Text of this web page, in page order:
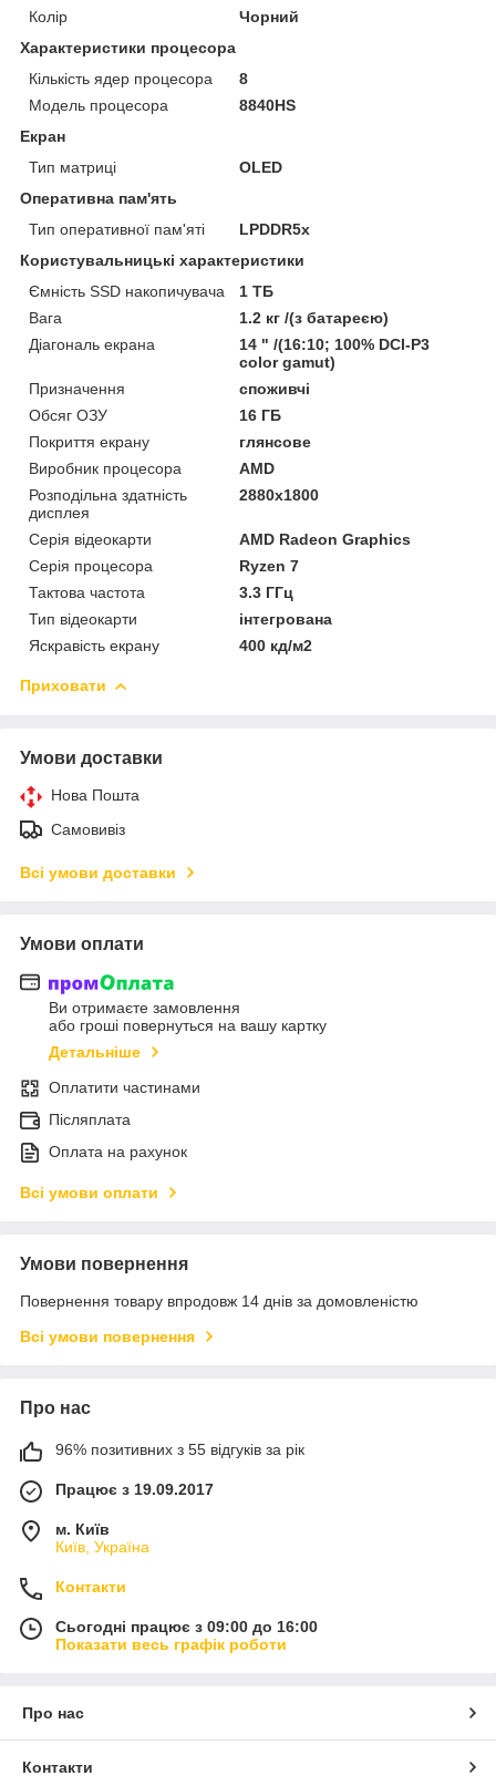
Колір
Чорний
Характеристики процесора
Кількість ядер процесора
8
Модель процесора
8840HS
Екран
Тип матриці
OLED
Оперативна пам'ять
Тип оперативної пам'яті
LPDDR5x
Користувальницькі характеристики
Ємність SSD накопичувача
1 ТБ
Вага
1.2 кг /(з батареєю)
Діагональ екрана
14 " /(16:10; 100% DCI-P3
color gamut)
Призначення
споживчі
Обсяг ОЗУ
16 ГБ
Покриття екрану
глянсове
Виробник процесора
AMD
Розподільна здатність
дисплея
2880x1800
Серія відеокарти
AMD Radeon Graphics
Серія процесора
Ryzen 7
Тактова частота
3.3 ГГц
Тип відеокарти
інтегрована
Яскравість екрану
400 кд/м2
Приховати
Умови доставки
Нова Пошта
Самовивіз
Всі умови доставки
Умови оплати
Ви отримаєте замовлення
або гроші повернуться на вашу картку
Детальніше
Оплатити частинами
Післяплата
Оплата на рахунок
Всі умови оплати
Умови повернення
Повернення товару впродовж 14 днів за домовленістю
Всі умови повернення
Про нас
96% позитивних з 55 відгуків за рік
Працює з 19.09.2017
м. Київ
Київ, Україна
Контакти
Сьогодні працює з 09:00 до 16:00
Показати весь графік роботи
Про нас
Контакти